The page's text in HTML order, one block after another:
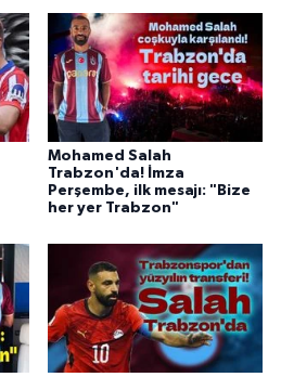
Mohamed Salah
Trabzon'da! İmza
Perşembe, ilk mesajı: "Bize
her yer Trabzon"